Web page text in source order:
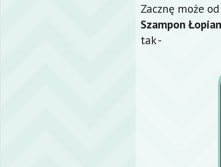
Zacznę może
Szampon
tak -